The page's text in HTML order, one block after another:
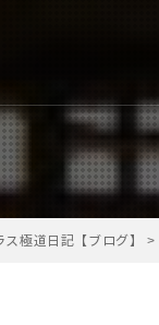
極道日記【ブログ】 >